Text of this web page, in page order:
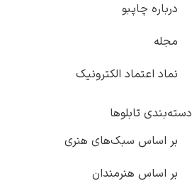
درباره چاپبو
مجله
نماد اعتماد الکترونیک
دسته‌بندی تابلوها
بر اساس سبک‌های هنری
بر اساس هنرمندان